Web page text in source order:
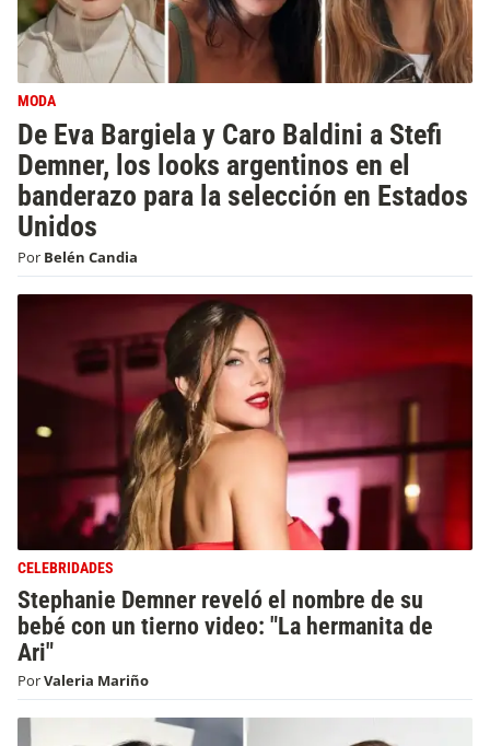
MODA
De Eva Bargiela y Caro Baldini a Stefi
Demner, los looks argentinos en el
banderazo para la selección en Estados
Unidos
Por Belén Candia
CELEBRIDADES
Stephanie Demner reveló el nombre de su
bebé con un tierno video: "La hermanita de
Ari"
PorValeria Mariño